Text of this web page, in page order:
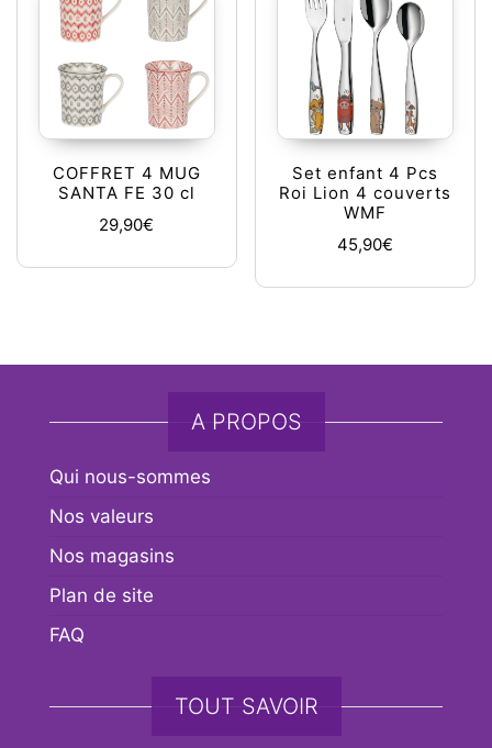
COFFRET 4 MUG
SANTA FE 30 cl
29,90€
Set enfant 4 Pcs
Roi Lion 4 couverts
WMF
45,90€
A PROPOS
Qui nous-sommes
Nos valeurs
Nos magasins
Plan de site
FAQ
TOUT SAVOIR